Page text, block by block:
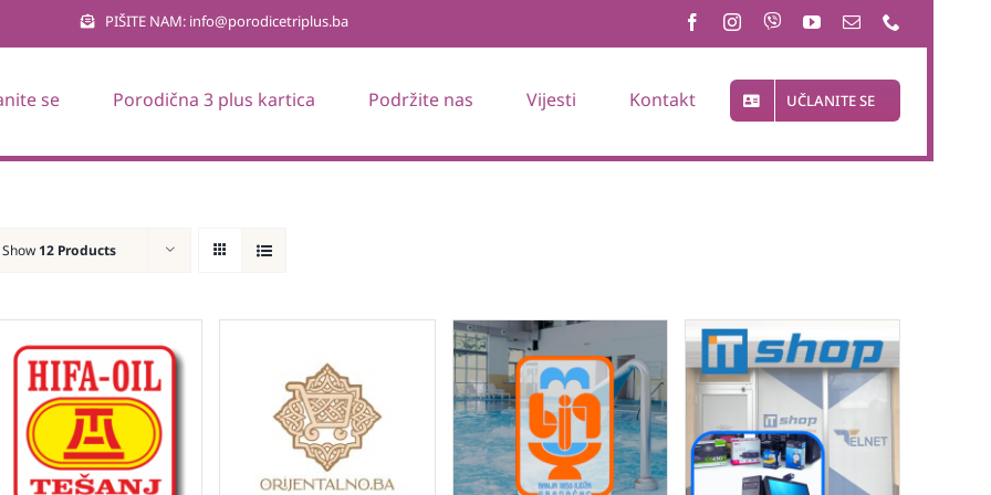
PIŠITE NAM: info@porodicetriplus.ba
se Porodična 3 plus kartica Podržite nas Vijesti Kontakt UČLANITE SE
Show 12 Products